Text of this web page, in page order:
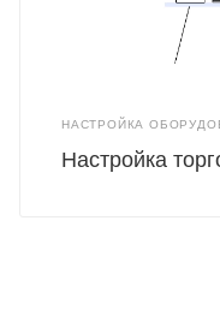
НАСТРОЙКА
Настройка